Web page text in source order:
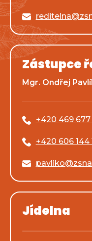
Zástupce
Mgr. Ondřej
+420 469 677
+420 606 144
Jídelna